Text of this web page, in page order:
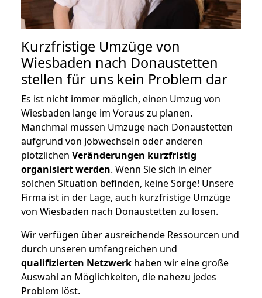
Kurzfristige Umzüge von
Wiesbaden nach Donaustetten
stellen für uns kein Problem dar
Es ist nicht immer möglich, einen Umzug von
Wiesbaden lange im Voraus zu planen.
Manchmal müssen Umzüge nach Donaustetten
aufgrund von Jobwechseln oder anderen
plötzlichen Veränderungen kurzfristig
organisiert werden. Wenn Sie sich in einer
solchen Situation befinden, keine Sorge! Unsere
Firma ist in der Lage, auch kurzfristige Umzüge
von Wiesbaden nach Donaustetten zu lösen.
Wir verfügen über ausreichende Ressourcen und
durch unseren umfangreichen und
qualifizierten Netzwerk haben wir eine große
Auswahl an Möglichkeiten, die nahezu jedes
Problem löst.